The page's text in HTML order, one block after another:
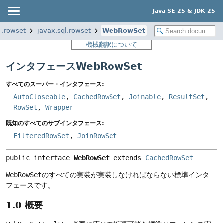
Java SE 25 & JDK 25
javax.sql.rowset
WebRowSet
機械翻訳について
インタフェースWebRowSet
すべてのスーパー・インタフェース:
AutoCloseable, CachedRowSet , Joinable, ResultSet ,
RowSet , Wrapper
既知のすべてのサブインタフェース:
FilteredRowSet , JoinRowSet
public interface WebRowSet extends CachedRowSet
WebRowSetのすべての実装が実装しなければならない標準インタ
フェースです。
1.0 概要